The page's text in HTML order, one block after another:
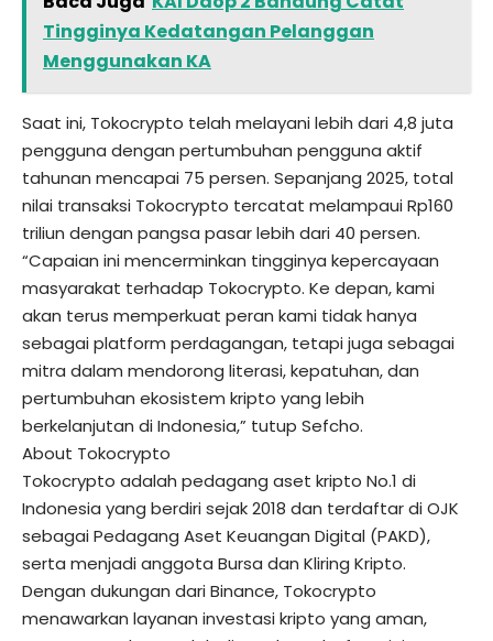
Tingginya Kedatangan Pelanggan
Menggunakan KA
Saat ini, Tokocrypto telah melayani lebih dari 4,8 juta
pengguna dengan pertumbuhan pengguna aktif
tahunan mencapai 75 persen. Sepanjang 2025, total
nilai transaksi Tokocrypto tercatat melampaui Rp160
triliun dengan pangsa pasar lebih dari 40 persen.
“Capaian ini mencerminkan tingginya kepercayaan
masyarakat terhadap Tokocrypto. Ke depan, kami
akan terus memperkuat peran kami tidak hanya
sebagai platform perdagangan, tetapi juga sebagai
mitra dalam mendorong literasi, kepatuhan, dan
pertumbuhan ekosistem kripto yang lebih
berkelanjutan di Indonesia,” tutup Sefcho.
About Tokocrypto
Tokocrypto adalah pedagang aset kripto No.1 di
Indonesia yang berdiri sejak 2018 dan terdaftar di OJK
sebagai Pedagang Aset Keuangan Digital (PAKD),
serta menjadi anggota Bursa dan Kliring Kripto.
Dengan dukungan dari Binance, Tokocrypto
menawarkan layanan investasi kripto yang aman,